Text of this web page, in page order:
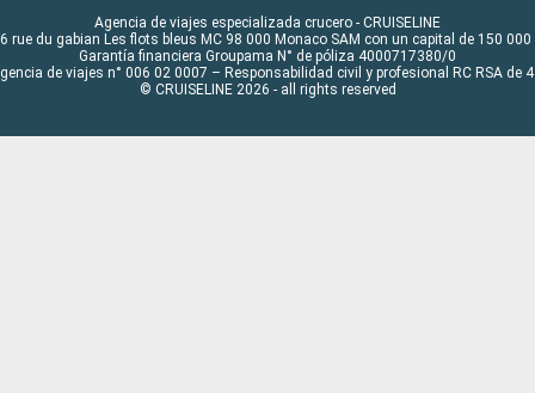
Agencia de viajes especializada crucero - CRUISELINE
rue du gabian Les flots bleus MC 98 000 Monaco SAM con un capital de 150 000
Garantía financiera Groupama N° de póliza 4000717380/0
de viajes n° 006 02 0007 – Responsabilidad civil y profesional RC RSA de
© CRUISELINE 2026 - all rights reserved